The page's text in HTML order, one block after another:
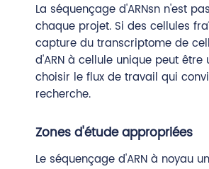
La séquençage d'ARNsn n'est
chaque projet. Si des cellules
capture du transcriptome de
d'ARN à cellule unique peut
choisir le flux de travail qui
recherche.
Zones d'étude appropriées
Le séquençage d'ARN à noyau